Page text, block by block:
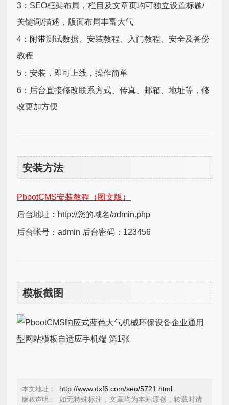
3：SEO框架布局，栏目及文章页均可独立设置标题/
关键词/描述，版面布局丰富大气
4：附带测试数据、安装教程、入门教程、安全及备份
教程
5：安装，即可上线，操作简单
6：后台直接修改联系方式、传真、邮箱、地址等，修
改更加方便
安装方法
PbootCMS安装教程（图文版）
后台地址：http://您的域名/admin.php
后台帐号：admin 后台密码：123456
模板截图
本文地址： http://www.dxf6.com/seo/5721.html
版权声明：
如无特殊标注，文章均为本站原创，转载时请